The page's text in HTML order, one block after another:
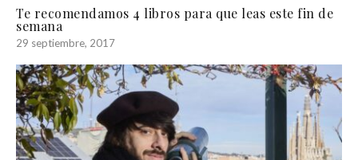
Te recomendamos 4 libros para que leas este fin de
semana
29 septiembre, 2017